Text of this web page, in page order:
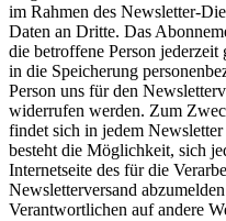
im Rahmen des Newsletter-
Daten an Dritte. Das
die betroffene Person
in die Speicherung
Person uns für den
widerrufen werden. Zum
findet sich in jedem
besteht die Möglichkeit, sich
Internetseite des für die
Newsletterversand
Verantwortlichen auf andere